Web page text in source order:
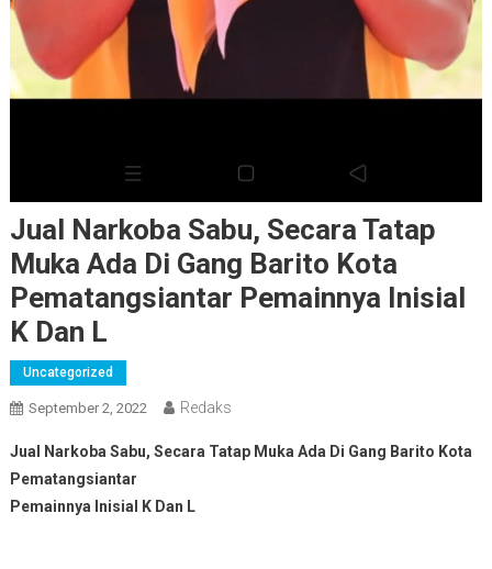
Jual Narkoba Sabu, Secara Tatap
Muka Ada Di Gang Barito Kota
Pematangsiantar Pemainnya Inisial
K Dan L
Uncategorized
September 2, 2022 Redaks
Jual Narkoba Sabu, Secara Tatap Muka Ada Di Gang Barito Kota
Pematangsiantar
Pemainnya Inisial K Dan L